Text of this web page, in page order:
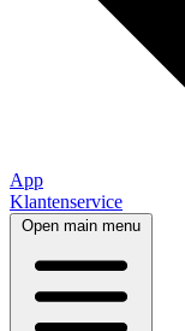
App
Klantenservice
Open main menu